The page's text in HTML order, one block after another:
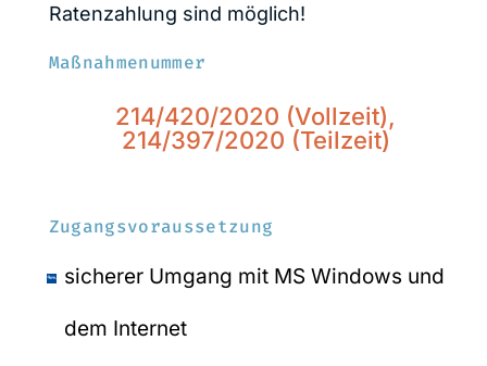
Ratenzahlung sind möglich!
Maßnahmenummer
214/420/2020 (Vollzeit),
214/397/2020 (Teilzeit)
Zugangsvoraussetzung
sicherer Umgang mit MS Windows und
dem Internet